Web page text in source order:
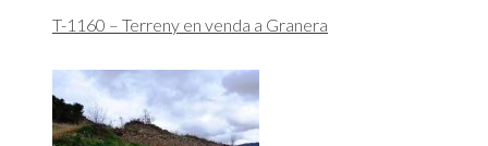
T-1160 – Terreny en venda a Granera